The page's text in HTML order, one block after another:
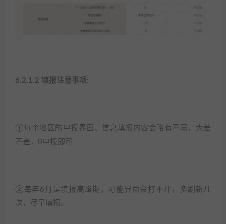
6.2.1.2 填报注意事项:​
①每个地区的申报界面、信息填报内容会略有不同，大差
不差，0申报即可​
②每年6月是填报高峰期，可能界面会打不开，多刷新几
次，尽早填报。​